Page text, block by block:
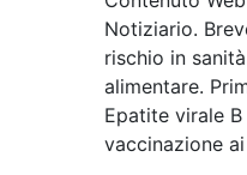
Notiziario.
rischio in
alimentare.
Epatite virale
vaccinazione